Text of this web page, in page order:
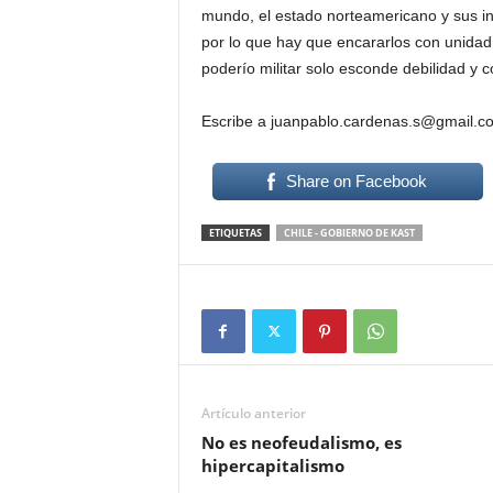
mundo, el estado norteamericano y sus
por lo que hay que encararlos con
poderío militar solo esconde debilidad y
Escribe a
Share on Facebook
ETIQUETAS CHILE - GOBIERNO DE KAST
Artículo anterior
No es neofeudalismo, es
hipercapitalismo